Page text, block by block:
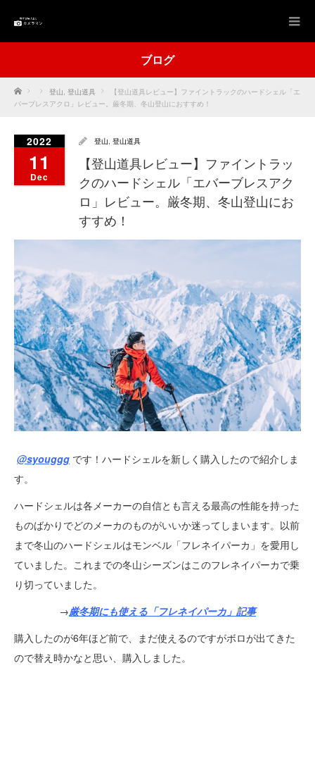
ブログ
Home 登山, 登山道具
【登山道具レビュー】ファイントラックのハードシェル「エ
バーブレスアクロ」レビュー。厳冬期、冬山登山におすすめ！
2022
11
Dec
登山, 登山道具
【登山道具レビュー】ファイントラッ
クのハードシェル「エバーブレスアク
ロ」レビュー。厳冬期、冬山登山にお
すすめ！
@syouggg です！ハードシェルを新しく購入したので紹介しま
す。
ハードシェルは各メーカーの自信とも言える最高の性能を持った
ものばかりでどのメーカのものがいいか迷ってしまいます。以前
まで冬山のハードシェルはモンベル「フレネイパーカ」を愛用し
ていました。これまでの冬山シーズンはこのフレネイパーカで乗
り切っていました。
→厳冬期にも使える「フレネイパーカ」記事
購入したのが6年ほど前で、まだ使えるのですがボロが出てきた
ので替え時かなと思い、購入しました。